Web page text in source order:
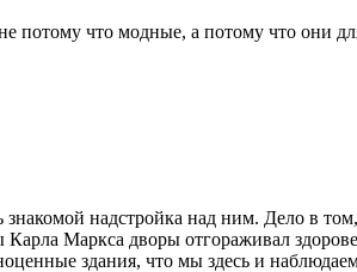
потому что модные, а потому что они
надстройка над ним. Дело в
Маркса дворы отгораживал
здания, что мы здесь и